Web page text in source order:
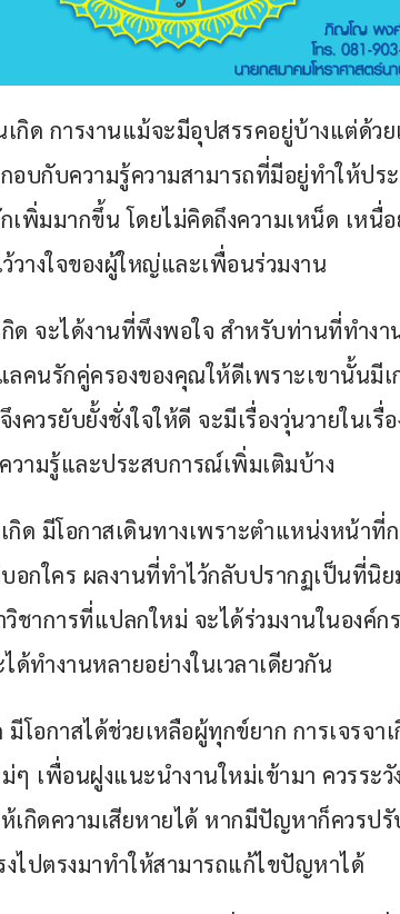
กิด การงานแม้จะมีอุปสรรคอยู่บ้างแต่ด้ว
บกับความรู้ความสามารถที่มีอยู่ทำให้ปร
เพิ่มมากขึ้น โดยไม่คิดถึงความเหน็ด เหนื่
วางใจของผู้ใหญ่และเพื่อนร่วมงาน
ด จะได้งานที่พึงพอใจ สำหรับท่านที่ทำงา
ลคนรักคู่ครองของคุณให้ดีเพราะเขานั้นมี
ควรยับยั้งชั่งใจให้ดี จะมีเรื่องวุ่นวายในเรื่
วามรู้และประสบการณ์เพิ่มเติมบ้าง
ด มีโอกาสเดินทางเพราะตำแหน่งหน้าที่
อกใคร ผลงานที่ทำไว้กลับปรากฏเป็นที่นิ
ชาการที่แปลกใหม่ จะได้ร่วมงานในองค์
ทำงานหลายอย่างในเวลาเดียวกัน
โอกาสได้ช่วยเหลือผู้ทุกข์ยาก การเจรจา
ๆ เพื่อนฝูงแนะนำงานใหม่เข้ามา ควรระวั
เกิดความเสียหายได้ หากมีปัญหาก็ควรป
งไปตรงมาทำให้สามารถแก้ไขปัญหาได้